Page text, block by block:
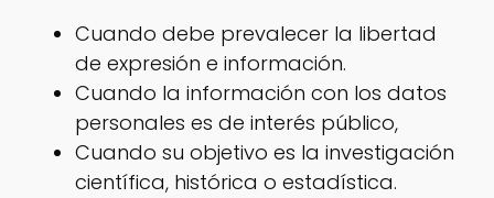
Cuando debe prevalecer la libertad
de expresión e información.
Cuando la información con los datos
personales es de interés público,
Cuando su objetivo es la investigación
científica, histórica o estadística.